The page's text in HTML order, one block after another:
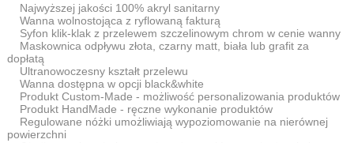
Najwyższej jakości 100% akryl sanitarny
Wanna wolnostojąca z ryflowaną fakturą
Syfon klik-klak z przelewem szczelinowym chrom w cenie wanny
Maskownica odpływu złota, czarny matt, biała lub grafit za
dopłatą
Ultranowoczesny kształt przelewu
Wanna dostępna w opcji black&white
Produkt Custom-Made - możliwość personalizowania produktów
Produkt HandMade - ręczne wykonanie produktów
Regulowane nóżki umożliwiają wypoziomowanie na nierównej
powierzchni